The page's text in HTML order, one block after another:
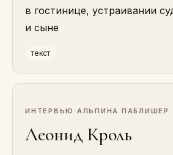
в гостинице, устраивании
и сыне
текст
ИНТЕРВЬЮ · АЛЬПИНА ПАБЛИШЕР
Леонид Кроль